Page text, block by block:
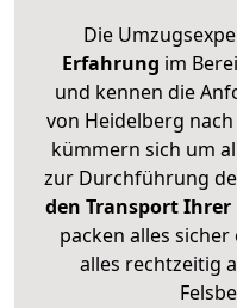
Die
Erfahrung im
und kennen die
von Heidelberg
kümmern sich um
zur Durchführung
den Transport
packen alles
alles rechtzeitig